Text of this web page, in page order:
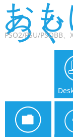
お
ろぐ
PSO2/PSU/PSOBB